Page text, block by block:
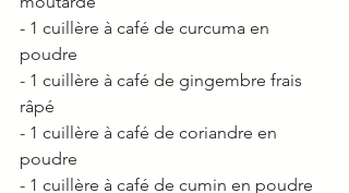
- 1 cuillère à café de curcuma en
poudre
- 1 cuillère à café de gingembre frais
râpé
- 1 cuillère à café de coriandre en
poudre
- 1 cuillère à café de cumin en poudre